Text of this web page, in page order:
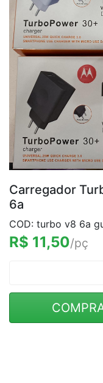
Carregador
6a
COD: turbo v8 6a
R$ 11,50/pç